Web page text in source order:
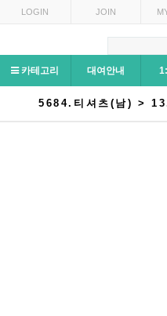
LOGIN JOIN
카테고리 대여안내
5684.티셔츠(남) >